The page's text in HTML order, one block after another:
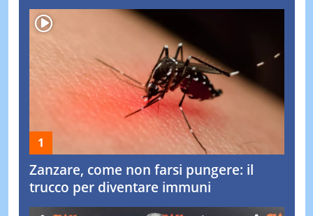
Zanzare, come non farsi pungere: il
trucco per diventare immuni